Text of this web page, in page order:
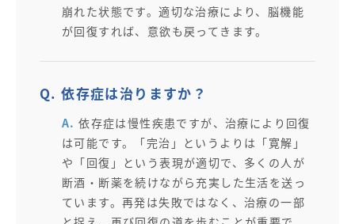
崩れた状態です。適切な治療により、脳機能
が回復すれば、意欲も戻ってきます。
Q. 依存症は治りますか？
A. 依存症は慢性疾患ですが、治療により回復
は可能です。「完治」というよりは「寛解」
や「回復」という表現が適切で、多くの人が
断酒・断薬を続けながら充実した生活を送っ
ています。再発は失敗ではなく、治療の一部